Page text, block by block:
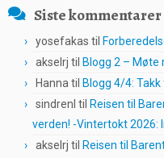
Siste kommentarer
yosefakas til
akselrj til Blogg 2 – Møte
Hanna til Blogg 4/4:
sindrenl til Reisen til
verden! -Vintertokt 2026:
akselrj til Reisen til